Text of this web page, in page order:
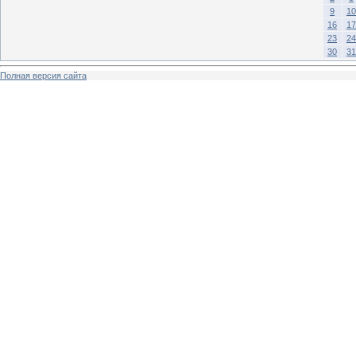
9
10
16
17
23
24
30
31
Полная версия сайта